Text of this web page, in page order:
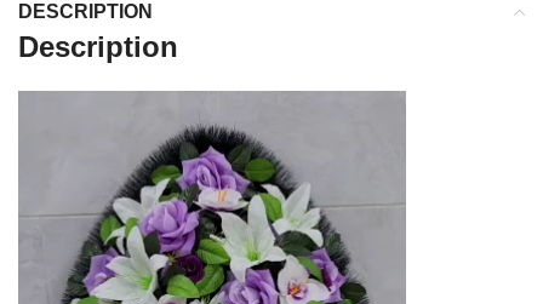
DESCRIPTION
Description